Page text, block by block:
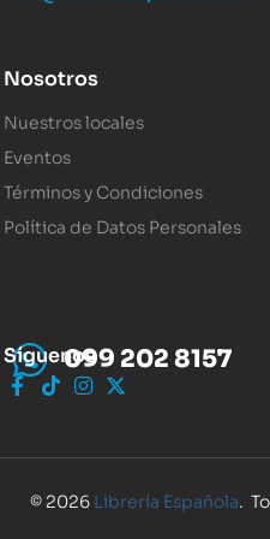
Nosotros
Nuestros locales
Eventos
Términos y Condiciones
Política de Datos Personales
099 202 8157
Síguenos
© 2026 Librería Española.